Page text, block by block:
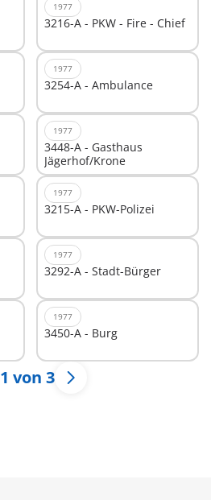
1977
3216-A - PKW - Fire - Chief
1977
3254-A - Ambulance
1977
3448-A - Gasthaus
Jägerhof/Krone
1977
3215-A - PKW-Polizei
1977
3292-A - Stadt-Bürger
1977
3450-A - Burg
1 von 3